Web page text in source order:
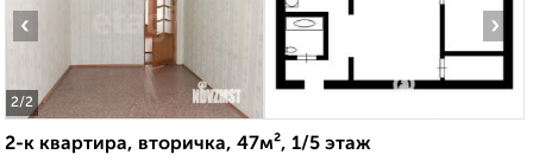
2/2
‹ ›
2-к квартира, вторичка, 47м², 1/5 этаж